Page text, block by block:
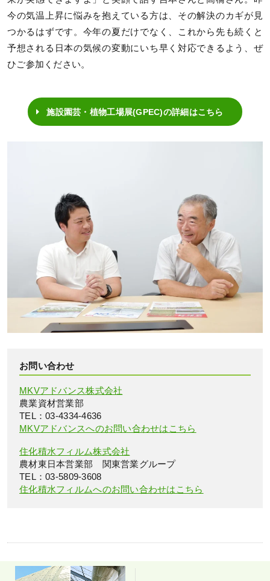
今の気温上昇に悩みを抱えている方は、その解決のカギが見
つかるはずです。今年の夏だけでなく、これから先も続くと
予想される日本の気候の変動にいち早く対応できるよう、ぜ
ひご参加ください。
施設園芸・植物工場展(GPEC)の詳細はこちら
お問い合わせ
MKVアドバンス株式会社
農業資材営業部
TEL：03-4334-4636
MKVアドバンスへのお問い合わせはこちら
住化積水フィルム株式会社
農材東日本営業部 関東営業グループ
TEL：03-5809-3608
住化積水フィルムへのお問い合わせはこちら